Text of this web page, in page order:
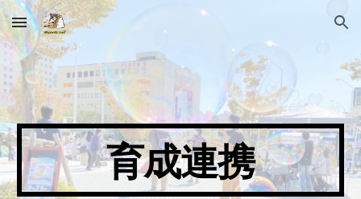
Skip to main content Skip to navigation
育成連携